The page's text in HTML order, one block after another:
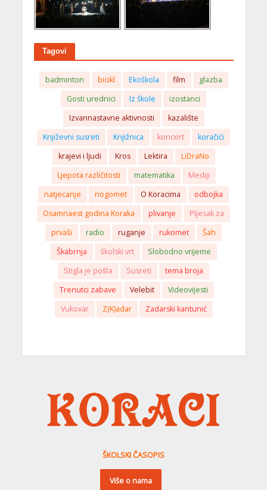
Tagovi
badminton bicikl Ekoškola film
glazba
Gosti urednici
Iz škole
izostanci
Izvannastavne aktivnosti
kazalište
Književni susreti
Knjižnica koncert
koračići
krajevi i ljudi
Kros Lektira
LiDraNo
Ljepota različitosti
matematika
Mediji
natjecanje
nogomet O Koracima
odbojka
Osamnaest godina Koraka
plivanje
Pljesak za
prvaši
radio ruganje rukomet
Šah
Škabrnja
školski vrt
Slobodno vrijeme
Stigla je pošta
Susreti
tema broja
Trenutci zabave
Velebit
Videovijesti
Vukovar
Z(K)adar Zadarski kantunić
ŠKOLSKI ČASOPIS
Više o nama